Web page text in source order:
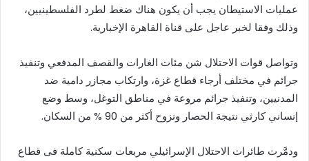
عمليات الاستيطان يجب أن يكون هناك ضغط لطرد الفلسطينيين،
وذلك وفقا لخبر عاجل على قناة القاهرة الإخبارية.
وتواصل قوات الاحتلال شن مئات الغارات والقصف المدفعي وتنفيذ
جرائم في مختلف أرجاء قطاع غزة، وارتكاب مجازر دامية ضد
المدنيين، وتنفيذ جرائم مروعة في مناطق التوغل، وسط وضع
إنساني كارثي نتيجة الحصار ونزوح أكثر من 90 % من السكان.
ودمَّرت طائرات الاحتلال الإسرائيلي مربعات سكنية كاملة فى قطاع